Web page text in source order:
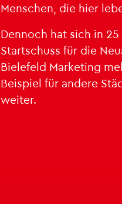
Men­schen, die hier
Den­noch hat sich in
Start­schuss für die
Bie­le­feld Mar­ke­ting
Bei­spiel für an­de­re
wei­ter.